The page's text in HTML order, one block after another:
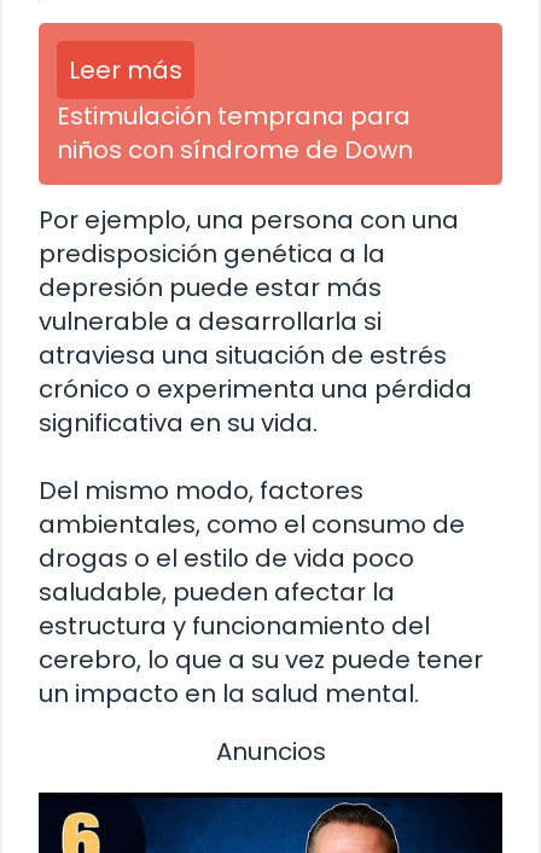
Leer más
Estimulación temprana para
niños con síndrome de Down
Por ejemplo, una persona con una
predisposición genética a la
depresión puede estar más
vulnerable a desarrollarla si
atraviesa una situación de estrés
crónico o experimenta una pérdida
significativa en su vida.
Del mismo modo, factores
ambientales, como el consumo de
drogas o el estilo de vida poco
saludable, pueden afectar la
estructura y funcionamiento del
cerebro, lo que a su vez puede tener
un impacto en la salud mental.
Anuncios